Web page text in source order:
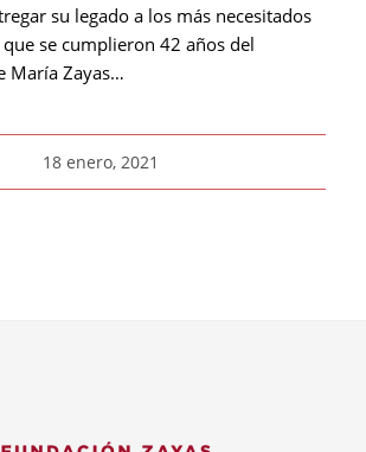
su legado a los más necesitados
se cumplieron 42 años del
María Zayas…
18 enero, 2021